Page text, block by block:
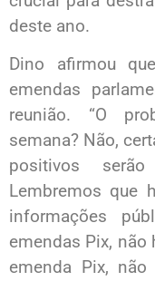
deste ano.
Dino afirmou
emendas
reunião. “O
semana? Não,
positivos
Lembremos que
informações
emendas Pix, não
emenda Pix,